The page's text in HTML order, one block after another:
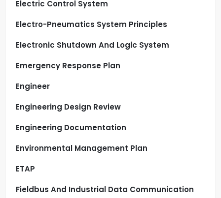
Electric Control System
Electro-Pneumatics System Principles
Electronic Shutdown And Logic System
Emergency Response Plan
Engineer
Engineering Design Review
Engineering Documentation
Environmental Management Plan
ETAP
Fieldbus And Industrial Data Communication